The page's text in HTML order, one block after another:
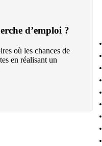
d’emploi ?
où les chances de
en réalisant un